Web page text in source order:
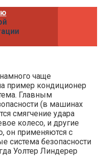
чаще
пример кондиционер
Главным
(в машинах
смягчение удара
колесо, и другие
он применяются с
система безопасности
Уолтер Линдерер